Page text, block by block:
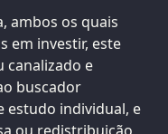
ambos os quais
em investir, este
canalizado e
buscador
estudo individual, e